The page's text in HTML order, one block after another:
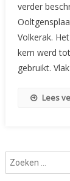
verder
Volkerak.
kern werd
gebruikt.
Lees